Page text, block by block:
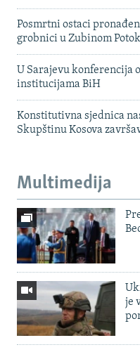
Posmrtni ostaci
grobnici u Zubinom
U Sarajevu konferencija
institucijama BiH
Konstitutivna sjednica
Skupštinu Kosova
Multimedija
je